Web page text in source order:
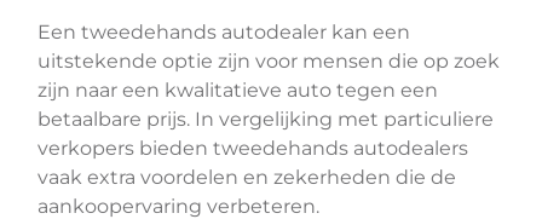
Een tweedehands autodealer kan een
uitstekende optie zijn voor mensen die op zoek
zijn naar een kwalitatieve auto tegen een
betaalbare prijs. In vergelijking met particuliere
verkopers bieden tweedehands autodealers
vaak extra voordelen en zekerheden die de
aankoopervaring verbeteren.